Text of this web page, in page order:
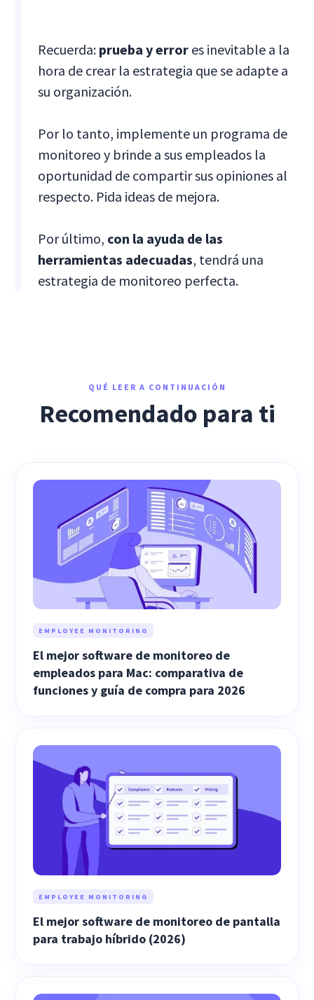
Recuerda: prueba y error es inevitable a la
hora de crear la estrategia que se adapte a
su organización.
Por lo tanto, implemente un programa de
monitoreo y brinde a sus empleados la
oportunidad de compartir sus opiniones al
respecto. Pida ideas de mejora.
Por último, con la ayuda de las
herramientas adecuadas, tendrá una
estrategia de monitoreo perfecta.
QUÉ LEER A CONTINUACIÓN
Recomendado para ti
EMPLOYEE MONITORING
El mejor software de monitoreo de
empleados para Mac: comparativa de
funciones y guía de compra para 2026
EMPLOYEE MONITORING
El mejor software de monitoreo de pantalla
para trabajo híbrido (2026)